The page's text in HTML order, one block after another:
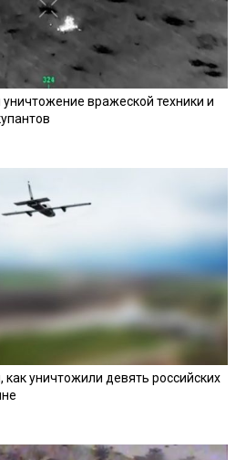
вражеской техники и
как уничтожили девять российских